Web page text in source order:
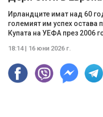
Ирландците имат над 60
големият им успех остава
Купата на УЕФА през 2006
18:14 | 16 юни 2026 г.